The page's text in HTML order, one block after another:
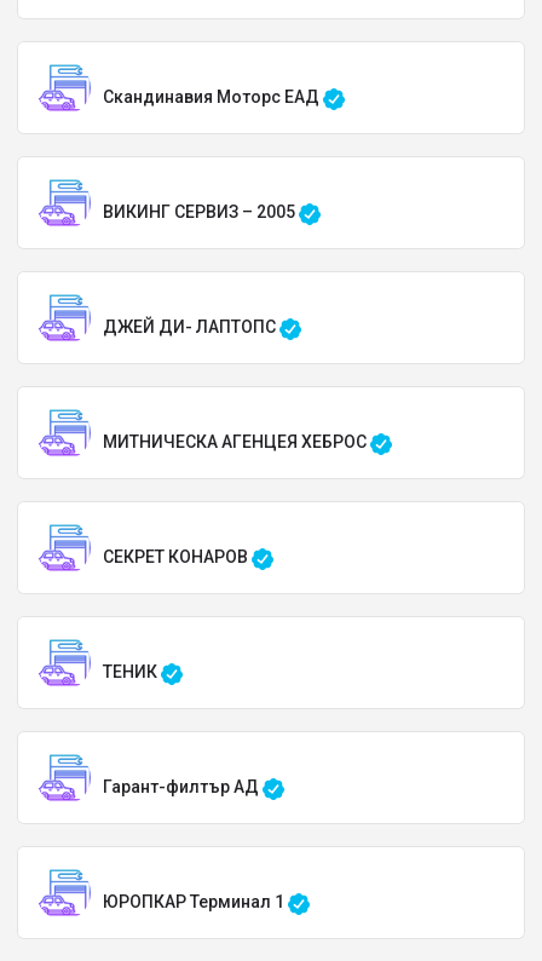
Скандинавия Моторс ЕАД
ВИКИНГ СЕРВИЗ – 2005
ДЖЕЙ ДИ- ЛАПТОПС
МИТНИЧЕСКА АГЕНЦЕЯ ХЕБРОС
СЕКРЕТ КОНАРОВ
ТЕНИК
Гарант-филтър АД
ЮРОПКАР Терминал 1